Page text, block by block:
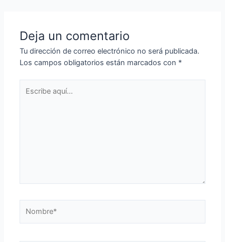
Deja un comentario
Tu dirección de correo electrónico no será publicada.
Los campos obligatorios están marcados con *